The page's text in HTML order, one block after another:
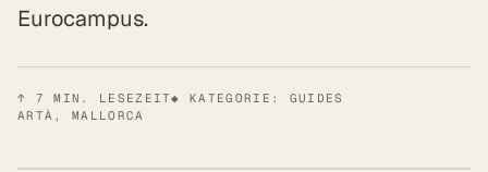
Eurocampus.
↑ 7 MIN. LESEZEIT◆ KATEGORIE: GUIDES
ARTÀ, MALLORCA